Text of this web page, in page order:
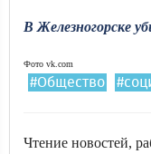
В Железногорске
Фото vk.com
#Общество
Чтение новостей,